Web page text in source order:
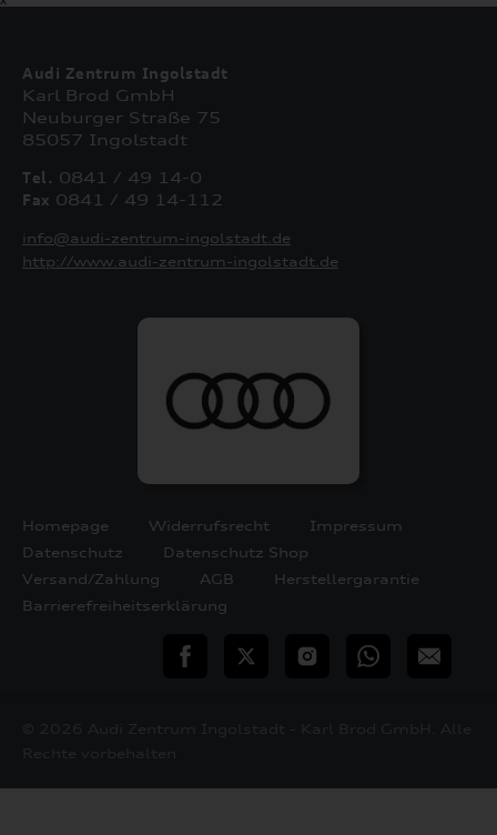
Audi Zentrum Ingolstadt
Karl Brod GmbH
Neuburger Straße 75
85057 Ingolstadt
Tel. 0841 / 49 14-0
Fax 0841 / 49 14-112
info@audi-zentrum-ingolstadt.de
http://www.audi-zentrum-ingolstadt.de
Homepage Widerrufsrecht
Impressum
Datenschutz
Datenschutz Shop
Versand/Zahlung
AGB
Herstellergarantie
Barrierefreiheitserklärung
teilen Twitter InstagramWhatsApp
E-